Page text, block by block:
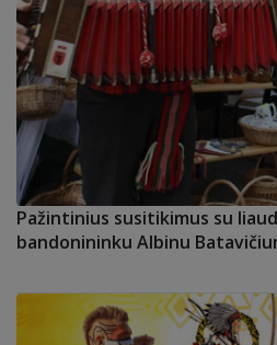
Pažintinius susitikimus su
bandonininku Albinu